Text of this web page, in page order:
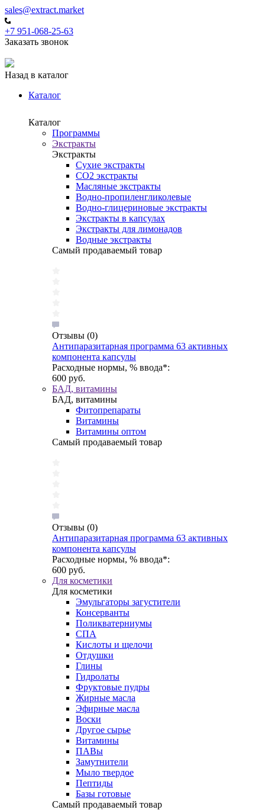
sales@extract.market
+7 951-068-25-63
Заказать звонок
Назад в каталог
Каталог
Каталог
Программы
Экстракты
Экстракты
Сухие экстракты
CO2 экстракты
Масляные экстракты
Водно-пропиленгликолевые
Водно-глицериновые экстракты
Экстракты в капсулах
Экстракты для лимонадов
Водные экстракты
Самый продаваемый товар
Отзывы (0)
Антипаразитарная программа 63 активных
компонента капсулы
Расходные нормы, % ввода*:
600 руб.
БАД, витамины
БАД, витамины
Фитопрепараты
Витамины
Витамины оптом
Самый продаваемый товар
Отзывы (0)
Антипаразитарная программа 63 активных
компонента капсулы
Расходные нормы, % ввода*:
600 руб.
Для косметики
Для косметики
Эмульгаторы загустители
Консерванты
Поликватерниумы
CПА
Кислоты и щелочи
Отдушки
Глины
Гидролаты
Фруктовые пудры
Жирные масла
Эфирные масла
Воски
Другое сырье
Витамины
ПАВы
Замутнители
Мыло твердое
Пептиды
Базы готовые
Самый продаваемый товар